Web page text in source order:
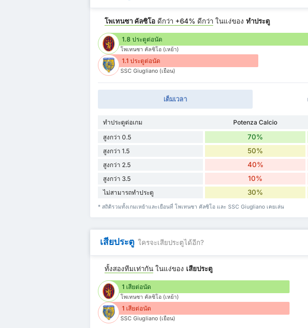
โพเทนซา คัลซิโอ ดีกว่า +64% ดีกว่า ในแง่ของทำประตู
1.8 ประตูต่อนัด
โพเทนซา คัลซิโอ (เหย้า)
1.1 ประตูต่อนัด
SSC Giugliano (เยือน)
เต็มเวลา
ทำประตูต่อเกม Potenza Calcio
สูงกว่า 0.5
70%
สูงกว่า 1.5 50%
สูงกว่า 2.5 40%
สูงกว่า 3.5 10%
ไม่สามารถทำประตู 30%
* สถิติรวมทั้งเกมเหย้าและเยือนที่ โพเทนซา คัลซิโอ และ SSC Giugliano เคยเล่น
เสียประตู ใครจะเสียประตูได้อีก?
ทั้งสองทีมเท่ากัน ในแง่ของ เสียประตู
1 เสียต่อนัด
โพเทนซา คัลซิโอ (เหย้า)
1 เสียต่อนัด
SSC Giugliano (เยือน)